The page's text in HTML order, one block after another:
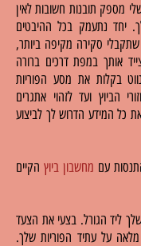
מספק תובנות חשובות לאין
יחד נתעמק בכל ההיבטים
שתקבלי סקירה מקיפה ביותר,
אותך במפת דרכים ברורה
בקלות את מסע הפוריות
הביוץ ועד לזהוי אתגרים
כל המידע הדרוש לך לביצוע
עם מחשבון ביוץ הקיים
ליד הגורל. בצעי את הצעד
על עתיד הפוריות שלך.